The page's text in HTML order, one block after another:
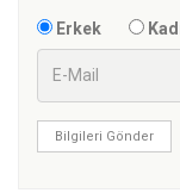
Erkek
Bilgileri Gönder